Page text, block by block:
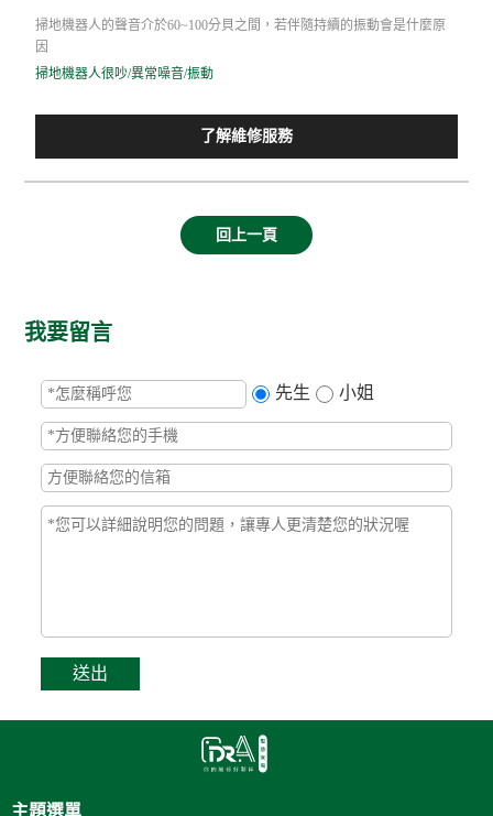
掃地機器人的聲音介於60~100分貝之間，若伴隨持續的振動會是什麼原
因
掃地機器人很吵/異常噪音/振動
了解維修服務
回上一頁
我要留言
先生 小姐
主題選單